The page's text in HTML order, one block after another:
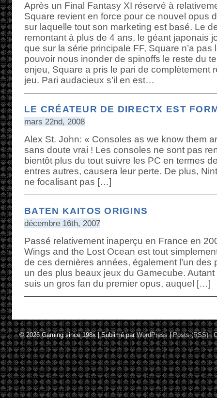
Après un Final Fantasy XI réservé à
Square revient en force pour ce nouvel opus
sur laquelle tout son marketing est basé. Le
remontant à plus de 4 ans, le géant japonais
que sur la série principale FF, Square n’a pas
pouvoir nous inonder de spinoffs le reste du
enjeu, Square a pris le pari de complètement
jeu. Pari audacieux s’il en est…
LE CRÉATEUR DE DIRECTX EST
mars 22nd, 2008
Alex St. John: « Consoles as we know them
sans doute vrai ! Les consoles ne sont pas
bientôt plus du tout suivre les PC en termes
entres autres, causera leur perte. De plus,
ne focalisant pas […]
BATEN KAITOS ORIGINS
décembre 16th, 2007
Passé relativement inaperçu en France en
Wings and the Lost Ocean est tout
de ces dernières années, également l’un des
un des plus beaux jeux du Gamecube.
suis un gros fan du premier opus, auquel […]
© 2026Gaming since 198x|Sublimé parWordPress |Posts (RSS)|